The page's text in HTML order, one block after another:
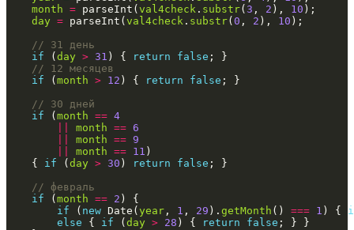
month = parseInt( val4check . substr( 3 , 2 ), 10
day = parseInt( val4check . substr( 0 , 2 ), 10
if ( day > 31 ) { return false
if ( month > 12 ) { return false
if ( month == 4
month == 6
month == 9
month == 11
    {
if ( day > 30 ) return false
if ( month == 2
if ( new Date( year , 1 , 29 ). getMonth () === 1 ) {
else { if ( day > 28 ) { return false